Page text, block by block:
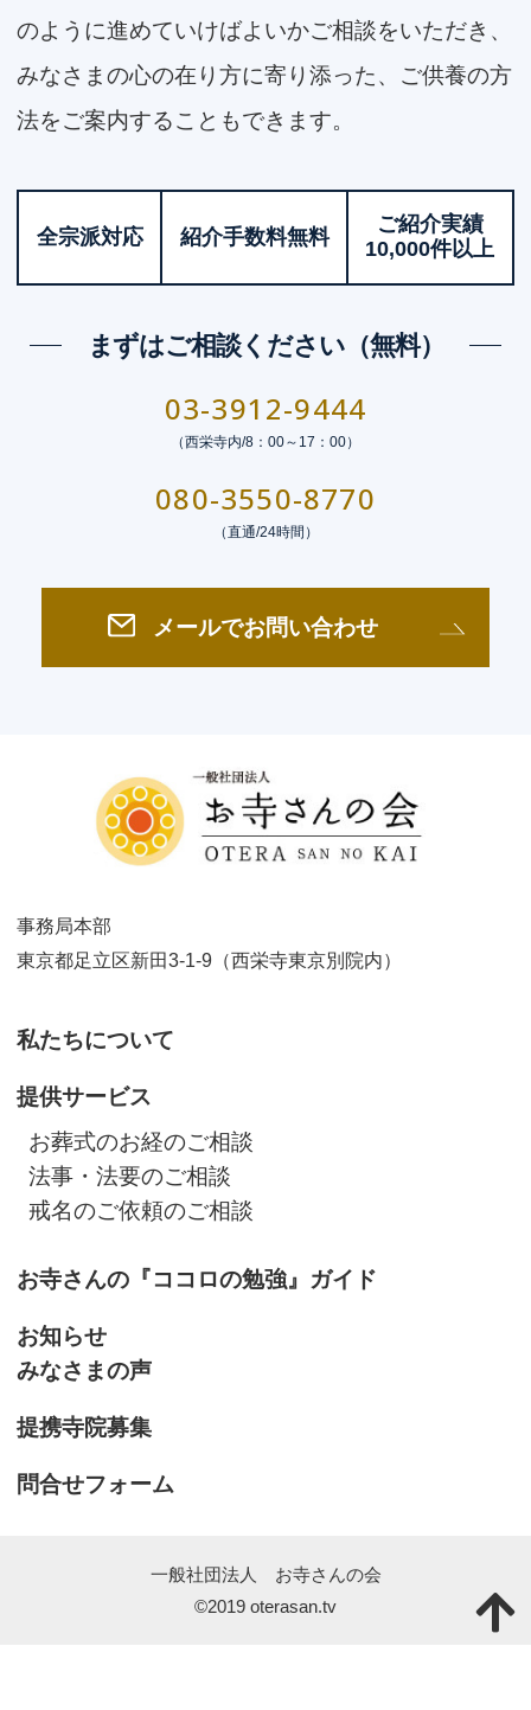
のように進めていけばよいかご相談をいただき、
みなさまの心の在り方に寄り添った、ご供養の方
法をご案内することもできます。
全宗派対応 紹介手数料無料
ご紹介実績
10,000件以上
まずはご相談ください（無料）
03-3912-9444
（西栄寺内/8：00～17：00）
080-3550-8770
（直通/24時間）
メールでお問い合わせ
事務局本部
東京都足立区新田3-1-9（西栄寺東京別院内）
私たちについて
提供サービス
お葬式のお経のご相談
法事・法要のご相談
戒名のご依頼のご相談
お寺さんの『ココロの勉強』ガイド
お知らせ
みなさまの声
提携寺院募集
問合せフォーム
一般社団法人 お寺さんの会
©2019 oterasan.tv